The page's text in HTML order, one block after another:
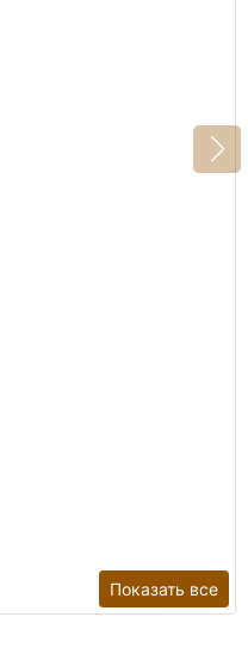
Показать все